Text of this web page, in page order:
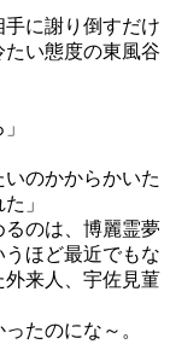
に謝り倒すだけ
い態度の東風谷
のかからかいた
」
のは、博麗霊夢
ほど最近でもな
来人、宇佐見菫
たのにな～。